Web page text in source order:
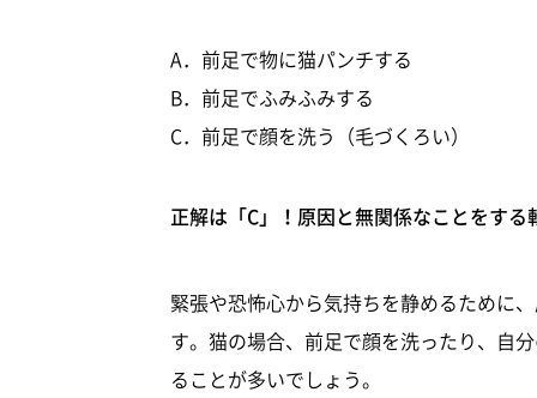
A．前足で物に猫パンチする
B．前足でふみふみする
C．前足で顔を洗う（毛づくろい）
正解は「C」！原因と無関係なことをする
緊張や恐怖心から気持ちを静めるために
す。猫の場合、前足で顔を洗ったり、自
ることが多いでしょう。